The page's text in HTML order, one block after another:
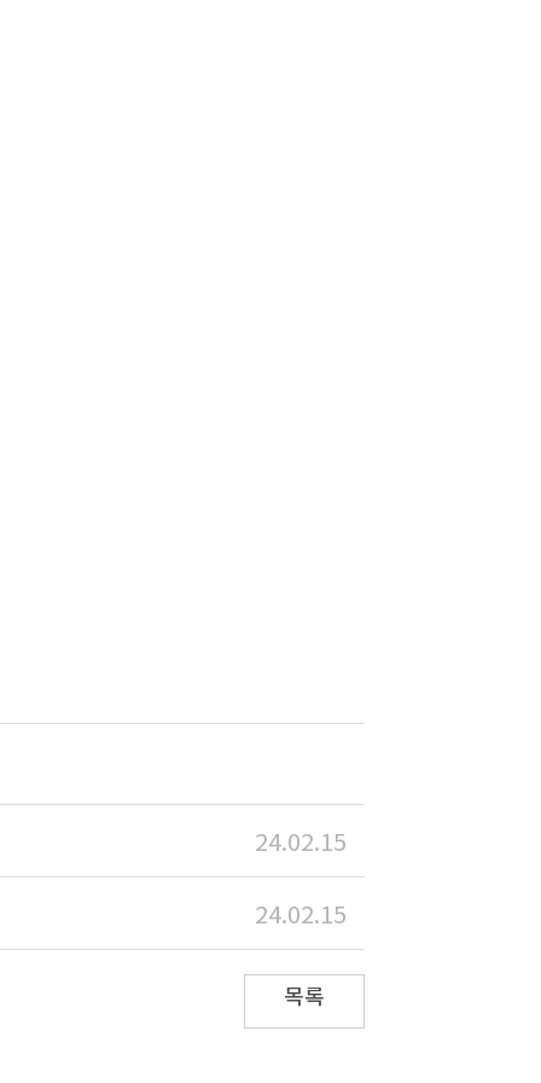
24.02.15
24.02.15
목록